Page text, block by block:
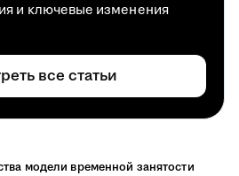
и ключевые изменения
все статьи
модели временной занятости